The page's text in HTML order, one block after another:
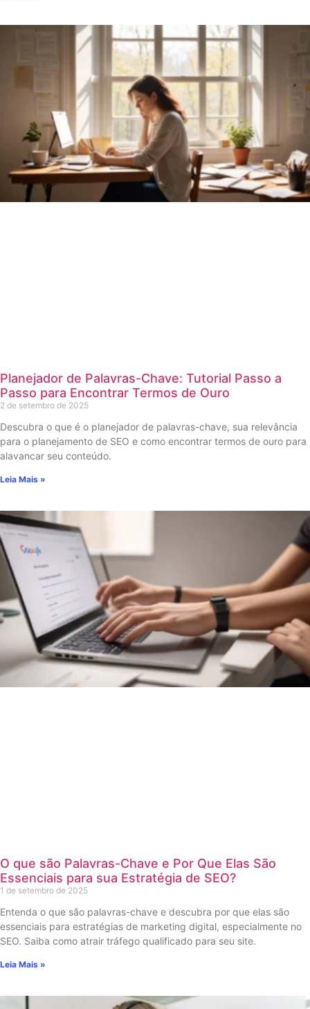
Planejador de Palavras-Chave: Tutorial Passo a
Passo para Encontrar Termos de Ouro
2 de setembro de 2025
Descubra o que é o planejador de palavras-chave, sua relevância
para o planejamento de SEO e como encontrar termos de ouro para
alavancar seu conteúdo.
Leia Mais »
O que são Palavras-Chave e Por Que Elas São
Essenciais para sua Estratégia de SEO?
1 de setembro de 2025
Entenda o que são palavras-chave e descubra por que elas são
essenciais para estratégias de marketing digital, especialmente no
SEO. Saiba como atrair tráfego qualificado para seu site.
Leia Mais »